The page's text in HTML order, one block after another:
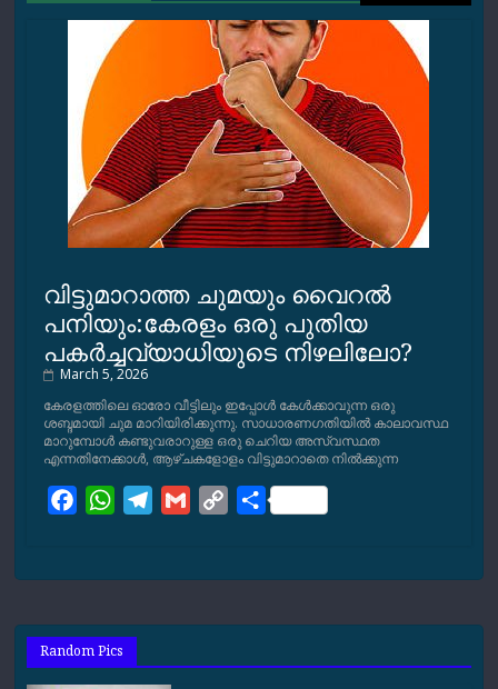
വിട്ടുമാറാത്ത ചുമയും വൈറല്‍
പനിയും:കേരളം ഒരു പുതിയ
പകര്‍ച്ചവ്യാധിയുടെ നിഴലിലോ?
March 5, 2026
കേരളത്തിലെ ഓരോ വീട്ടിലും ഇപ്പോള്‍ കേള്‍ക്കാവുന്ന ഒരു
ശബ്ദമായി ചുമ മാറിയിരിക്കുന്നു. സാധാരണഗതിയില്‍ കാലാവസ്ഥ
മാറുമ്പോള്‍ കണ്ടുവരാറുള്ള ഒരു ചെറിയ അസ്വസ്ഥത
എന്നതിനേക്കാള്‍, ആഴ്ചകളോളം വിട്ടുമാറാതെ നില്‍ക്കുന്ന
e
o
o
W
t
A
p
e
a
i
y
n
S
r
Random Pics